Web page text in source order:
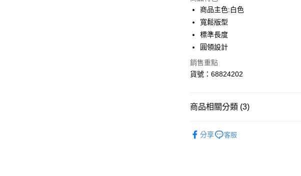
Apple Pay
街口支付
悠遊付
Google Pay
運送方式
付款後全家取貨
商品主色:白色
寬鬆版型
標準長度
圓領設計
銷售重點
貨號：68824202
商品相關分類 (3)
分享 客服